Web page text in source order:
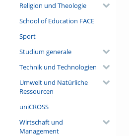
Religion und Theologie
School of Education FACE
Sport
Studium generale
Technik und Technologien
Umwelt und Natürliche
Ressourcen
uniCROSS
Wirtschaft und
Management